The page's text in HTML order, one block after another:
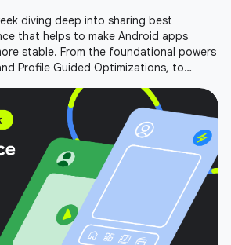
diving deep into sharing best
that helps to make Android apps
stable. From the foundational powers
Profile Guided Optimizations, to